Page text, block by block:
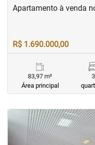
Apartamento à venda
R$ 1.690.000,00
83,97 m²
Área principal
3
<